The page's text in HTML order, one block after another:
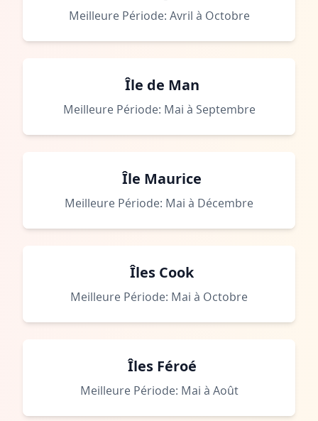
Meilleure Période: Avril à Octobre
Île de Man
Meilleure Période: Mai à Septembre
Île Maurice
Meilleure Période: Mai à Décembre
Îles Cook
Meilleure Période: Mai à Octobre
Îles Féroé
Meilleure Période: Mai à Août